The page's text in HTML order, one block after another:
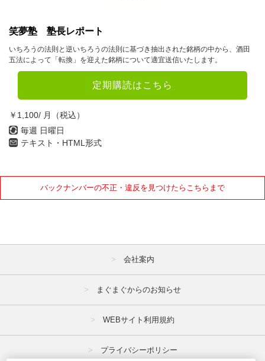
笑夢塾 塾長レポート
いちろうの法則と逆いちろうの法則に基づき抽出された銘柄の中から、酒田
五法によって「転換」を迎えた銘柄について適宜送信いたします。
定期購読はこちら
￥1,100/ 月（税込）
毎週 日曜日
テキスト・HTML形式
バックナンバーの不正・違反を見つけたらこちらまで
会社案内
まぐまぐからのお知らせ
WEBサイト利用規約
プライバシーポリシー